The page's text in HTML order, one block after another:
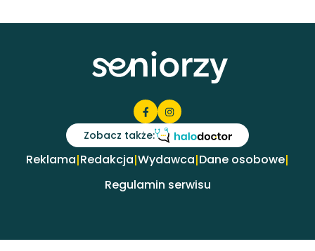
Zobacz także:
Reklama|Redakcja|Wydawca|Dane osobowe|
Regulamin serwisu